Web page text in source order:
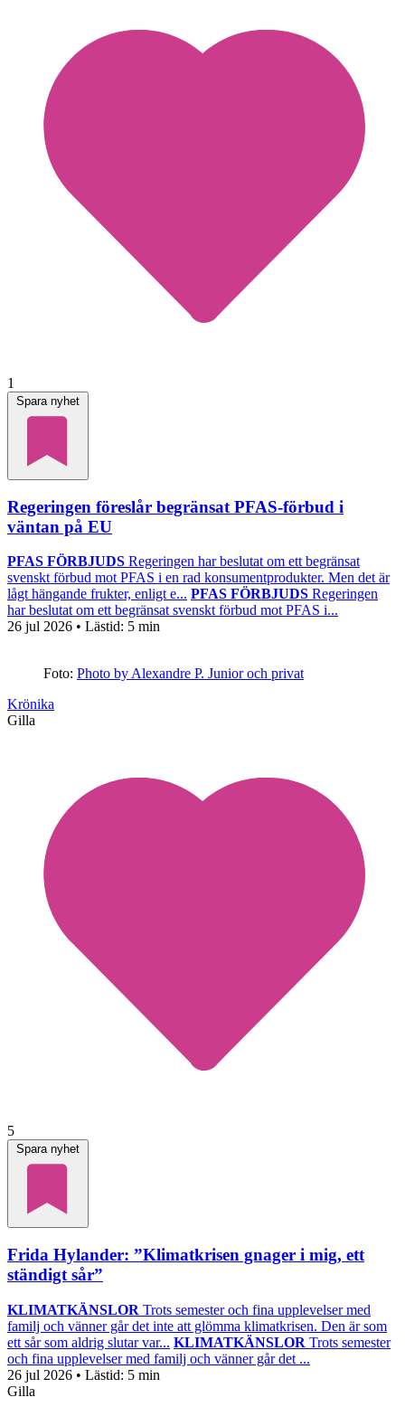
1
Spara nyhet
Regeringen föreslår begränsat PFAS-förbud i
väntan på EU
PFAS FÖRBJUDS Regeringen har beslutat om ett begränsat
svenskt förbud mot PFAS i en rad konsumentprodukter. Men det är
lågt hängande frukter, enligt e... PFAS FÖRBJUDS Regeringen
har beslutat om ett begränsat svenskt förbud mot PFAS i...
26 jul 2026 • Lästid: 5 min
Foto: Photo by Alexandre P. Junior och privat
Krönika
Gilla
5
Spara nyhet
Frida Hylander: ”Klimatkrisen gnager i mig, ett
ständigt sår”
KLIMATKÄNSLOR Trots semester och fina upplevelser med
familj och vänner går det inte att glömma klimatkrisen. Den är som
ett sår som aldrig slutar var... KLIMATKÄNSLOR Trots semester
och fina upplevelser med familj och vänner går det ...
26 jul 2026 • Lästid: 5 min
Gilla